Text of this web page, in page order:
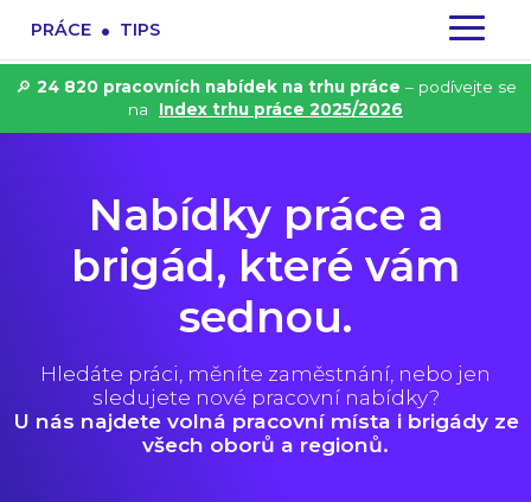
PRÁCE . TIPS
🔎 24 820 pracovních nabídek na trhu práce – podívejte se
na
Index trhu práce 2025/2026
Nabídky práce a
brigád, které vám
sednou.
Hledáte práci, měníte zaměstnání, nebo jen
sledujete nové pracovní nabídky?
U nás najdete volná pracovní místa i brigády ze
všech oborů a regionů.